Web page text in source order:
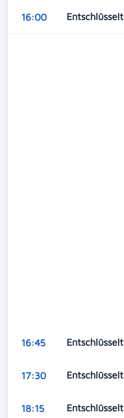
16:00 Entschlüsselt
16:45 Entschlüsselt
17:30 Entschlüsselt
18:15 Entschlüsselt